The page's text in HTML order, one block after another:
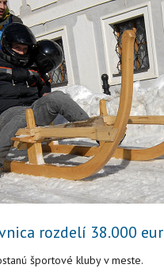
rozdelí 38.000 eur
športové kluby v meste.